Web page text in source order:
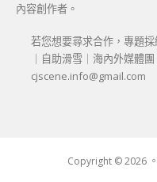
內容創作者。
若您想要尋求合作，專題
｜自助滑雪｜海內外媒體
cjscene.info@gmail.com
Copyright © 2026